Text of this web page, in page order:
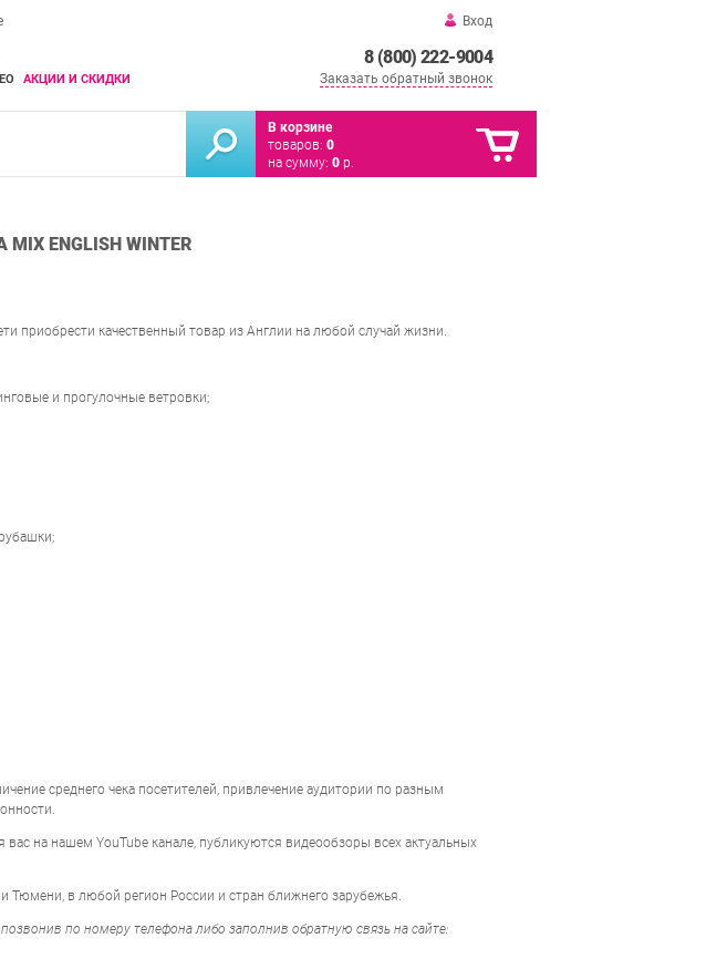
Вход
8 (800) 222-9004
Заказать обратный звонок
АКЦИИ И СКИДКИ
В корзине
товаров: 0
на сумму: 0 р.
ENGLISH WINTER
приобрести качественный товар из Англии на любой случай жизни.
и прогулочные ветровки;
среднего чека посетителей, привлечение аудитории по разным
на нашем YouTube канале, публикуются видеообзоры всех актуальных
Тюмени, в любой регион России и стран ближнего зарубежья.
по номеру телефона либо заполнив обратную связь на сайте: